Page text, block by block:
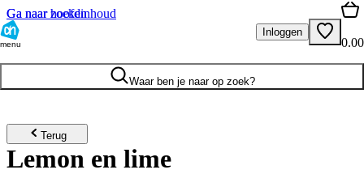
Ga naar hoofdinhoud
Ga naar zoeken
menu
Inloggen
0.00
Waar ben je naar op zoek?
Terug
Lemon en lime